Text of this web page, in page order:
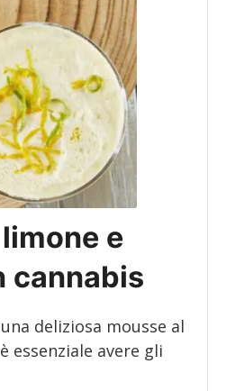
e
cannabis
deliziosa mousse al
essenziale avere gli